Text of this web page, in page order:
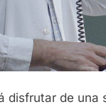
disfrutar de